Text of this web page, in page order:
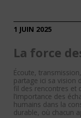
1 JUIN 2025
La force
Écoute,
partage ici sa vision
fil des rencontres et
l’importance des
humains dans la
durable, où chacun